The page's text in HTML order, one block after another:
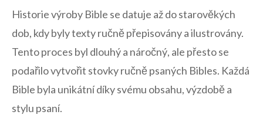
Historie‍ výroby Bible ⁣se datuje až​ do starověkých
dob, kdy⁣ byly texty ručně přepisovány a ilustrovány.
Tento proces byl dlouhý a⁣ náročný, ale⁣ přesto se
podařilo vytvořit stovky ručně psaných⁢ Bibles. Každá
Bible byla unikátní díky svému obsahu, výzdobě a‌
stylu psaní.